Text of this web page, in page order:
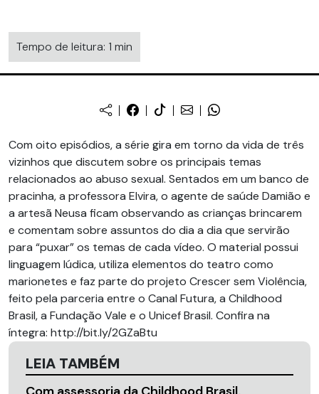
Tempo de leitura: 1 min
Com oito episódios, a série gira em torno da vida de três
vizinhos que discutem sobre os principais temas
relacionados ao abuso sexual. Sentados em um banco de
pracinha, a professora Elvira, o agente de saúde Damião e
a artesã Neusa ficam observando as crianças brincarem
e comentam sobre assuntos do dia a dia que servirão
para “puxar” os temas de cada vídeo. O material possui
linguagem lúdica, utiliza elementos do teatro como
marionetes e faz parte do projeto Crescer sem Violência,
feito pela parceria entre o Canal Futura, a Childhood
Brasil, a Fundação Vale e o Unicef Brasil. Confira na
íntegra: http://bit.ly/2GZaBtu
LEIA TAMBÉM